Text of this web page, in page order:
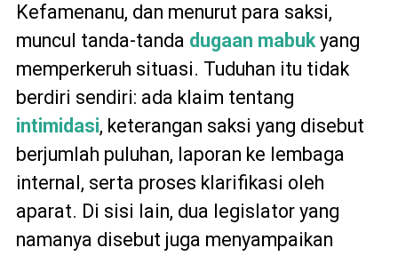
Kefamenanu, dan menurut para saksi,
muncul tanda-tanda dugaan mabukyang
memperkeruh situasi. Tuduhan itu tidak
berdiri sendiri: ada klaim tentang
intimidasi, keterangan saksi yang disebut
berjumlah puluhan, laporan ke lembaga
internal, serta proses klarifikasi oleh
aparat. Di sisi lain, dua legislator yang
namanya disebut juga menyampaikan